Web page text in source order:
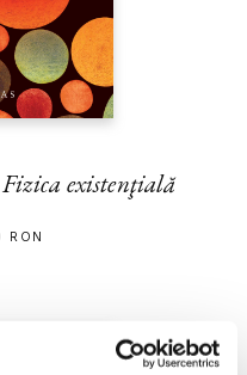
Fizica existenţială
RON